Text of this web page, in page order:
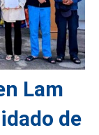
Lam
de